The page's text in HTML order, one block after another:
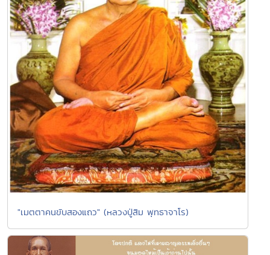
"เมตตาคนขับสองแถว" (หลวงปู่สิม พุทธาจาโร)